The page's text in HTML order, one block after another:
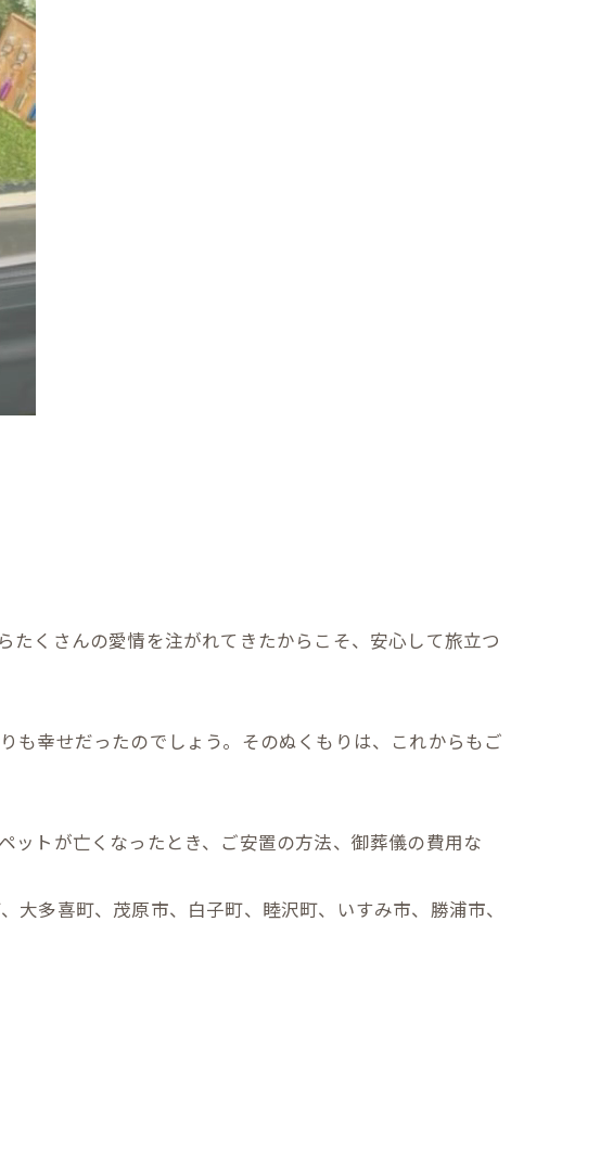
くさんの愛情を注がれてきたからこそ、安心して旅立つ
も幸せだったのでしょう。そのぬくもりは、これからもご
ットが亡くなったとき、ご安置の方法、御葬儀の費用な
多喜町、茂原市、白子町、睦沢町、いすみ市、勝浦市、